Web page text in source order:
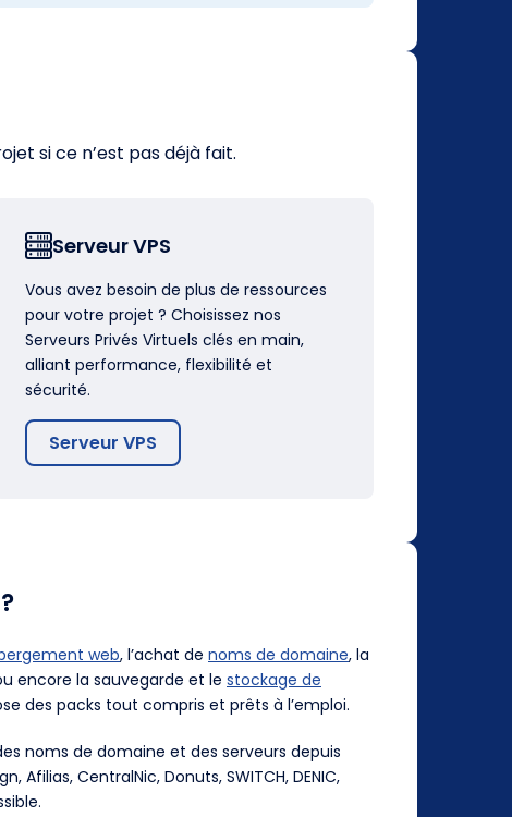
si ce n’est pas déjà fait.
Serveur VPS
Vous avez besoin de plus de ressources
pour votre projet ? Choisissez nos
Serveurs Privés Virtuels clés en main,
alliant performance, flexibilité et
sécurité.
Serveur VPS
web, l’achat de noms de domaine, la
encore la sauvegarde et le stockage de
des packs tout compris et prêts à l’emploi.
noms de domaine et des serveurs depuis
Afilias, CentralNic, Donuts, SWITCH, DENIC,